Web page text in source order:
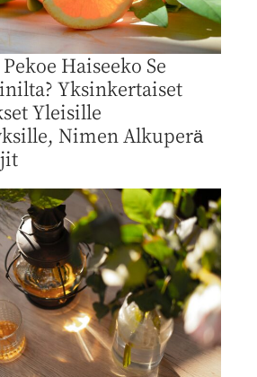
Haiseeko Se
Yksinkertaiset
Yleisille
Nimen Alkuperä